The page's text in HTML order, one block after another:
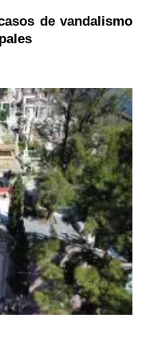
de vandalismo